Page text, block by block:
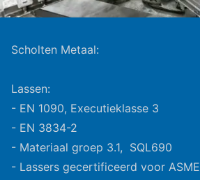
Scholten Metaal:
Lassen:
- EN 1090, Executieklasse 3
- EN 3834-2
- Materiaal groep 3.1, SQL690
- Lassers gecertificeerd voor ASME